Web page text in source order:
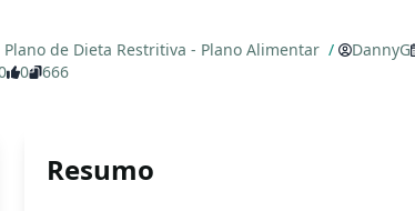
Plano de Dieta Restritiva - Plano Alimentar / DannyG
0 666
Resumo